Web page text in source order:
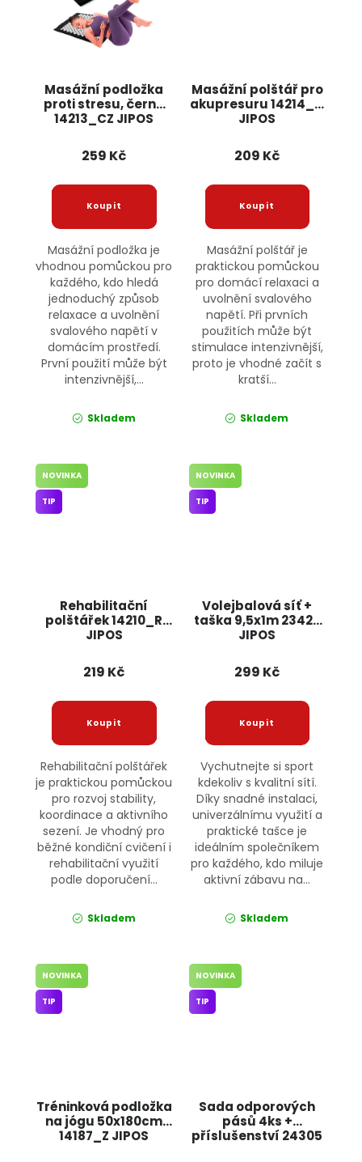
Masážní podložka
proti stresu, černá
14213_CZ JIPOS
259 Kč
Masážní podložka je
vhodnou pomůckou pro
každého, kdo hledá
jednoduchý způsob
relaxace a uvolnění
svalového napětí v
domácím prostředí.
První použití může být
intenzivnější,...
Skladem
Masážní polštář pro
akupresuru 14214_N
JIPOS
209 Kč
Masážní polštář je
praktickou pomůckou
pro domácí relaxaci a
uvolnění svalového
napětí. Při prvních
použitích může být
stimulace intenzivnější,
proto je vhodné začít s
kratší...
Skladem
Rehabilitační
polštářek 14210_R
JIPOS
NOVINKA
TIP
219 Kč
Rehabilitační polštářek
je praktickou pomůckou
pro rozvoj stability,
koordinace a aktivního
sezení. Je vhodný pro
běžné kondiční cvičení i
rehabilitační využití
podle doporučení...
Skladem
Volejbalová síť +
taška 9,5x1m 23427
JIPOS
NOVINKA
TIP
299 Kč
Vychutnejte si sport
kdekoliv s kvalitní sítí.
Díky snadné instalaci,
univerzálnímu využití a
praktické tašce je
ideálním společníkem
pro každého, kdo miluje
aktivní zábavu na...
Skladem
Tréninková podložka
na jógu 50x180cm
14187_Z JIPOS
NOVINKA
TIP
Sada odporových
pásů 4ks +
příslušenství 24305
NOVINKA
TIP